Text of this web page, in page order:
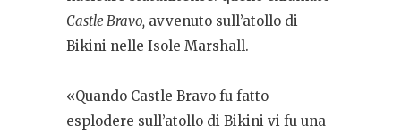
Castle Bravo, avvenuto sull’atollo di
Bikini nelle Isole Marshall.
«Quando Castle Bravo fu fatto
esplodere sull’atollo di Bikini vi fu una